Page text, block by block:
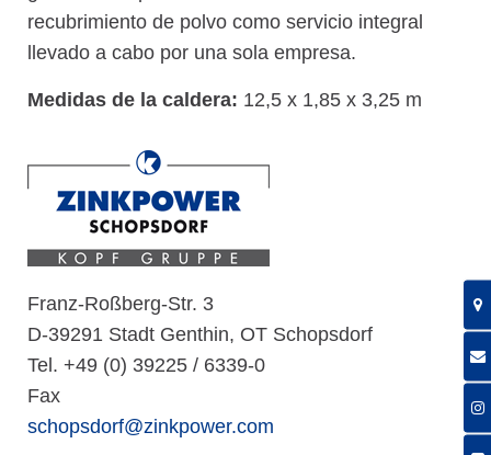
recubrimiento de polvo como servicio integral
llevado a cabo por una sola empresa.
Medidas de la caldera: 12,5 x 1,85 x 3,25 m
Franz-Roßberg-Str. 3
D-39291 Stadt Genthin, OT Schopsdorf
Tel. +49 (0) 39225 / 6339-0
Fax
schopsdorf@zinkpower.com